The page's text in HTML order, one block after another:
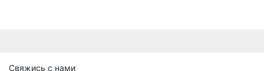
Свяжись с нами